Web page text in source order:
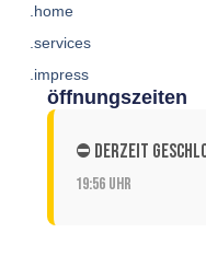
.home
.services
.impress
öffnungszeiten
⛔ Derzeit
19:56 Uhr